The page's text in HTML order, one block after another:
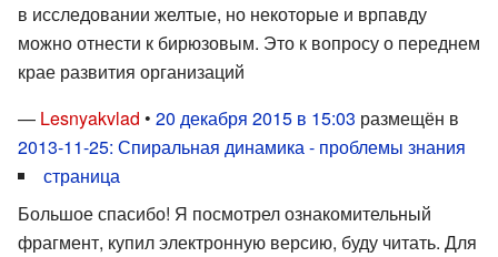
в исследовании желтые, но некоторые и врпавду
можно отнести к бирюзовым. Это к вопросу о переднем
крае развития организаций
— Lesnyakvlad • 20 декабря 2015 в 15:03 размещён в
2013-11-25: Спиральная динамика - проблемы знания
страница
Большое спасибо! Я посмотрел ознакомительный
фрагмент, купил электронную версию, буду читать. Для